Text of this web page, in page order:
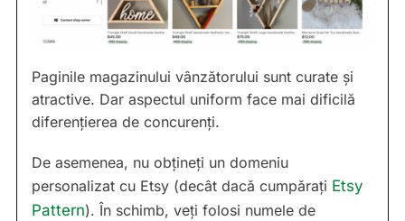
Paginile magazinului vânzătorului sunt curate și
atractive. Dar aspectul uniform face mai dificilă
diferențierea de concurenți.
De asemenea, nu obțineți un domeniu
personalizat cu Etsy (decât dacă cumpărați Etsy
Pattern). În schimb, veți folosi numele de